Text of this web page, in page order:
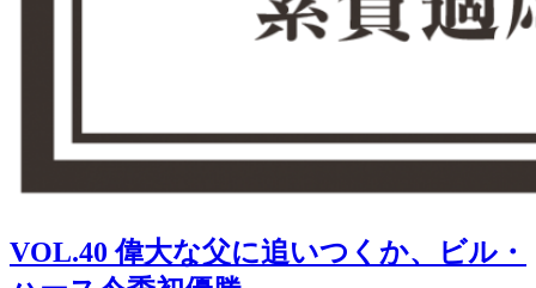
VOL.40 偉大な父に追いつくか、ビル・